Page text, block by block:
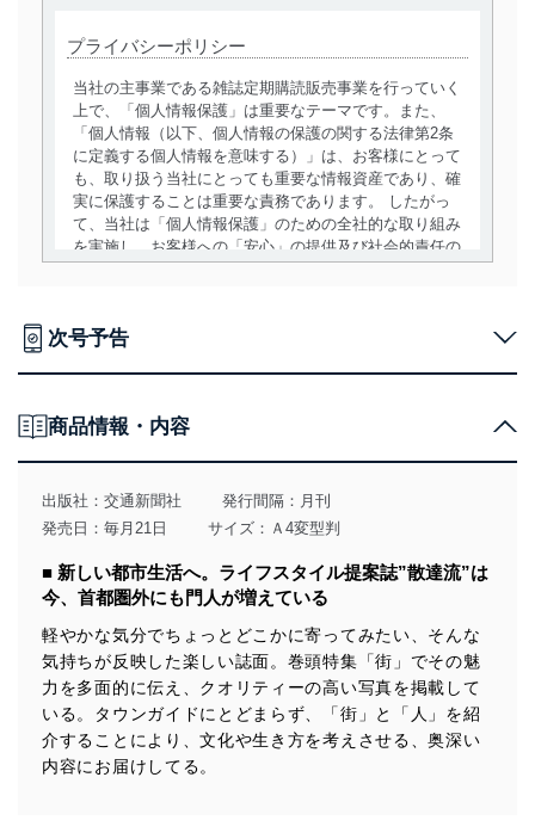
プライバシーポリシー
当社の主事業である雑誌定期購読販売事業を行っていく
上で、「個人情報保護」は重要なテーマです。また、
「個人情報（以下、個人情報の保護の関する法律第2条
に定義する個人情報を意味する）」は、お客様にとって
も、取り扱う当社にとっても重要な情報資産であり、確
実に保護することは重要な責務であります。 したがっ
て、当社は「個人情報保護」のための全社的な取り組み
を実施し、お客様への「安心」の提供及び社会的責任の
用目的を明確にし、本人の同意を得たうえで利用目的の
得・利用・提供を行います。また、当社が保有している
みを確実にするため、従業者等の教育を徹底してまいり
措置を講じます。
法令遵守
当社は、個人情報に関連する法令、国が定める指針及び
その他の規範を遵守します。また、当社の管理の仕組み
に、これらの法令及びその他の規範を常に適合させま
す。
個人情報の安全管理措置
当社は、個人情報の正確性及び安全性を確保するため
次号予告
商品情報・内容
出版社： 交通新聞社
発行間隔：月刊
発売日：毎月21日
サイズ：Ａ4変型判
■ 新しい都市生活へ。ライフスタイル提案誌”散達流”は
今、首都圏外にも門人が増えている
軽やかな気分でちょっとどこかに寄ってみたい、そんな
気持ちが反映した楽しい誌面。巻頭特集「街」でその魅
力を多面的に伝え、クオリティーの高い写真を掲載して
いる。タウンガイドにとどまらず、「街」と「人」を紹
介することにより、文化や生き方を考えさせる、奥深い
内容にお届けしてる。